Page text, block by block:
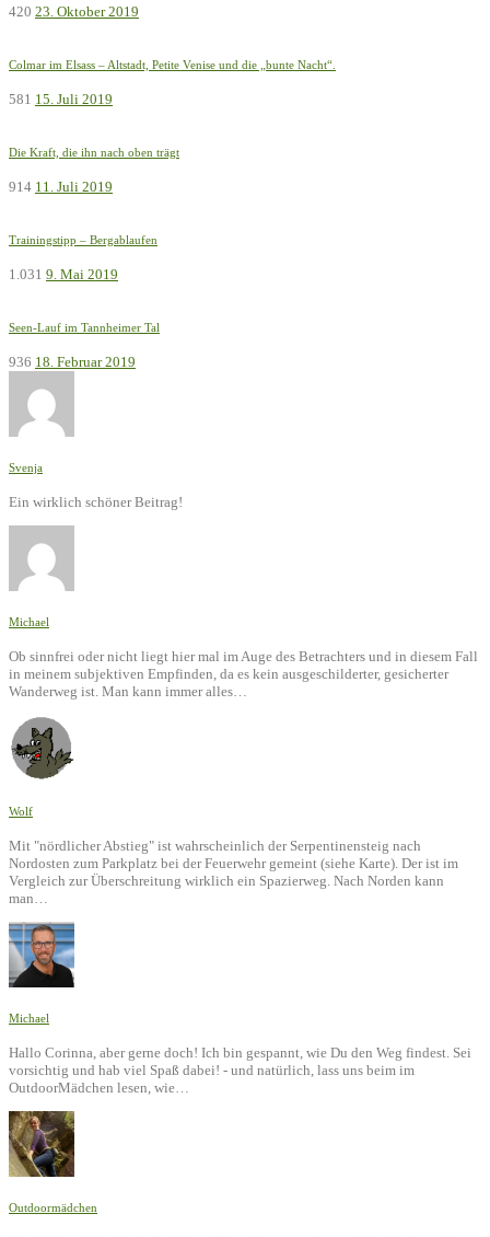
420 23. Oktober 2019
Colmar im Elsass – Altstadt, Petite Venise und die „bunte Nacht“.
581 15. Juli 2019
Die Kraft, die ihn nach oben trägt
914 11. Juli 2019
Trainingstipp – Bergablaufen
1.031 9. Mai 2019
Seen-Lauf im Tannheimer Tal
936 18. Februar 2019
Svenja
Ein wirklich schöner Beitrag!
Michael
Ob sinnfrei oder nicht liegt hier mal im Auge des Betrachters und in diesem Fall
in meinem subjektiven Empfinden, da es kein ausgeschilderter, gesicherter
Wanderweg ist. Man kann immer alles…
Wolf
Mit "nördlicher Abstieg" ist wahrscheinlich der Serpentinensteig nach
Nordosten zum Parkplatz bei der Feuerwehr gemeint (siehe Karte). Der ist im
Vergleich zur Überschreitung wirklich ein Spazierweg. Nach Norden kann
man…
Michael
Hallo Corinna, aber gerne doch! Ich bin gespannt, wie Du den Weg findest. Sei
vorsichtig und hab viel Spaß dabei! - und natürlich, lass uns beim im
OutdoorMädchen lesen, wie…
Outdoormädchen